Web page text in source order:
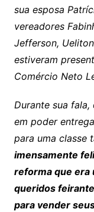
sua esposa
vereadores
Jefferson,
estiveram
Comércio Neto
Durante sua
em poder
para uma classe
imensamente
reforma que era
queridos
para vender